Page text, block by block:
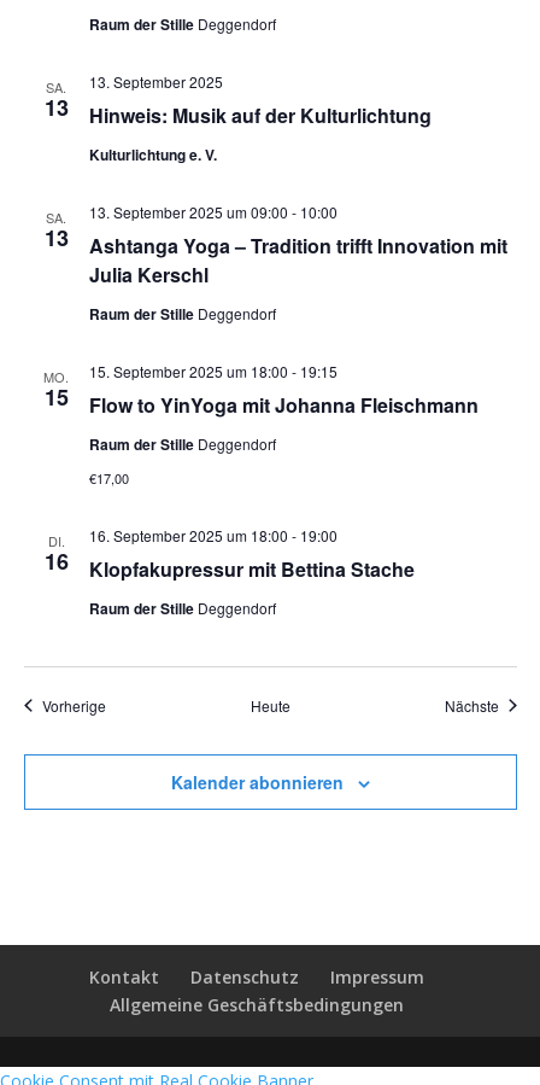
Raum der Stille Deggendorf
SA.
13 Hinweis: Musik auf der Kulturlichtung
13. September 2025
Kulturlichtung e. V.
SA.
13
Ashtanga Yoga – Tradition trifft Innovation mit
Julia Kerschl
13. September 2025 um 09:00 - 10:00
Raum der Stille Deggendorf
MO.
15 Flow to YinYoga mit Johanna Fleischmann
15. September 2025 um 18:00 - 19:15
Raum der Stille Deggendorf
€17,00
DI.
16 Klopfakupressur mit Bettina Stache
16. September 2025 um 18:00 - 19:00
Raum der Stille Deggendorf
VorherigeVeranstaltungen Heute Nächste
Kalender abonnieren
Kontakt Datenschutz
Impressum
Allgemeine Geschäftsbedingungen